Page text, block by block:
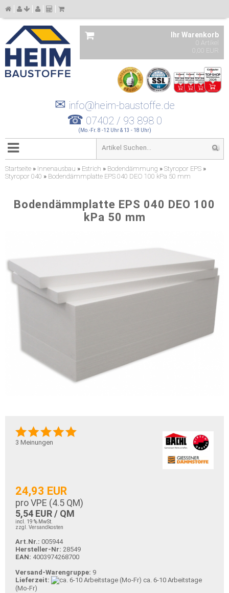
Ihr Warenkorb
0 Artikel
0,00 EUR
✉ info@heim-baustoffe.de
☎ 07402 / 93 898 0
(Mo.-Fr. 8 -12 Uhr & 13 - 18 Uhr)
Startseite » Innenausbau » Estrich » Bodendämmung » Styropor EPS »
Styropor 040 » Bodendämmplatte EPS 040 DEO 100 kPa 50 mm
Bodendämmplatte EPS 040 DEO 100
kPa 50 mm
3 Meinungen
24,93 EUR
pro VPE (4.5 QM)
5,54 EUR / QM
incl. 19 % MwSt.
zzgl. Versandkosten
Art.Nr.: 005944
Hersteller-Nr: 28549
EAN: 4003974268700
Versand-Warengruppe: 9
Lieferzeit:
ca. 6-10 Arbeitstage
(Mo-Fr)